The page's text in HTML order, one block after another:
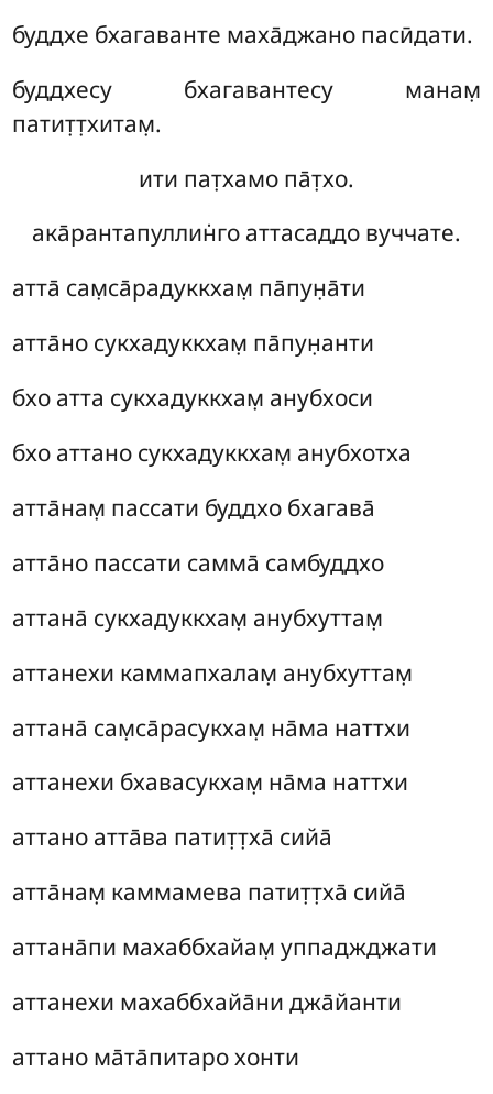
буддхе бхагаванте маха̄джано пасӣдати.
буддхесу бхагавантесу манам̣
патит̣т̣хитам̣.
ити пат̣хамо па̄т̣хо.
ака̄рантапуллин̇го аттасаддо вуччате.
атта̄ сам̣са̄радуккхам̣ па̄пун̣а̄ти
атта̄но сукхадуккхам̣ па̄пун̣анти
бхо атта сукхадуккхам̣ анубхоси
бхо аттано сукхадуккхам̣ анубхотха
атта̄нам̣ пассати буддхо бхагава̄
атта̄но пассати самма̄ самбуддхо
аттана̄ сукхадуккхам̣ анубхуттам̣
аттанехи каммапхалам̣ анубхуттам̣
аттана̄ сам̣са̄расукхам̣ на̄ма наттхи
аттанехи бхавасукхам̣ на̄ма наттхи
аттано атта̄ва патит̣т̣ха̄ сийа̄
атта̄нам̣ каммамева патит̣т̣ха̄ сийа̄
аттана̄пи махаббхайам̣ уппаджджати
аттанехи махаббхайа̄ни джа̄йанти
аттано ма̄та̄питаро хонти